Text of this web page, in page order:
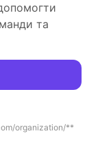
та
organization/**